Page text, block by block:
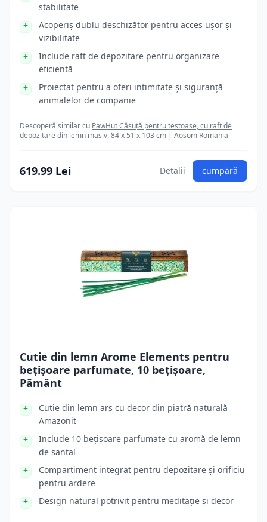
stabilitate
Acoperiș dublu deschizător pentru acces ușor și
vizibilitate
Include raft de depozitare pentru organizare
eficientă
Proiectat pentru a oferi intimitate și siguranță
animalelor de companie
Descoperă similar cu PawHut Căsuță pentru țestoase, cu raft de
depozitare din lemn masiv, 84 x 51 x 103 cm | Aosom Romania
619.99 Lei Detalii cumpără
Cutie din lemn Arome Elements pentru
bețișoare parfumate, 10 bețișoare,
Pământ
Cutie din lemn ars cu decor din piatră naturală
Amazonit
Include 10 bețișoare parfumate cu aromă de lemn
de santal
Compartiment integrat pentru depozitare și orificiu
pentru ardere
Design natural potrivit pentru meditație și decor